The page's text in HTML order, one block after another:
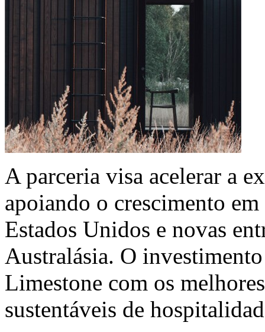
A parceria visa acelerar a
apoiando o crescimento
Estados Unidos e novas
Australásia. O
Limestone com os
sustentáveis de